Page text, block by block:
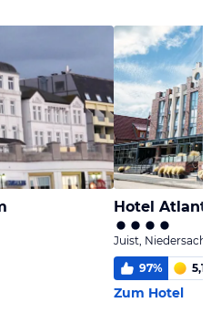
Hotel
Juist,
97% 5,1
Zum Hotel